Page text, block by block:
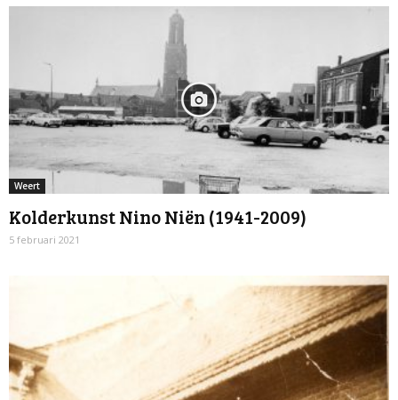
Weert
Kolderkunst Nino Niën (1941-2009)
5 februari 2021